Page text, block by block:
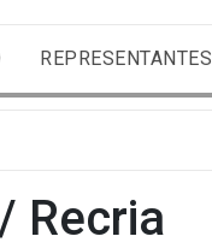
REPRESENTANTES
Recria